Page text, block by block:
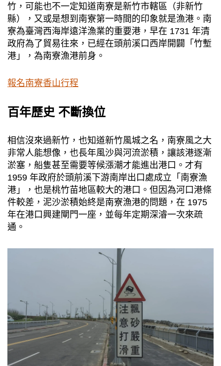
竹，可能也不一定知道南寮是新竹市轄區（非新竹
縣），又或是想到南寮第一時間的印象就是漁港。南
寮為臺灣西海岸遠洋漁業的重要港，早在 1731 年清
政府為了貿易往來，已經在頭前溪口西岸開闢「竹塹
港」，為南寮漁港前身。
報名南寮香山行程
百年歷史 不斷換位
相信沒來過新竹，也知道新竹風城之名，南寮風之大
非常人能想像，也長年風沙與河流淤積，讓該港逐漸
淤塞，船隻甚至需要等候漲潮才能進出港口。才有
1959 年政府於頭前溪下游南岸出口處成立「南寮漁
港」，也是桃竹苗地區較大的港口。但因為河口港條
件較差，泥沙淤積始終是南寮漁港的問題，在 1975
年在港口興建閘門一座，並每年定期深濬一次來疏
通。